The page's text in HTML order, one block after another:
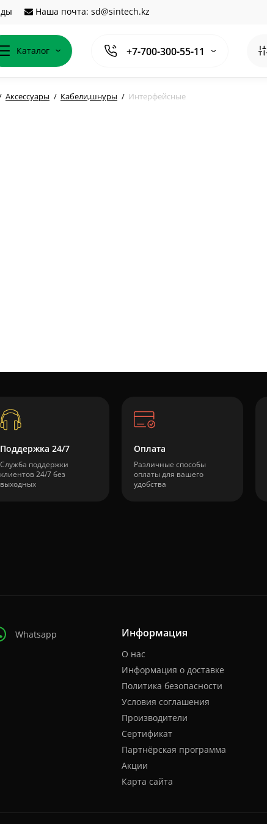
Наша почта: sd@sintech.kz
Каталог +7-700-300-55-11
Аксессуары Кабели,шнуры Интерфейсные
Поддержка 24/7
Служба поддержки
клиентов 24/7 без
выходных
Оплата
Различные способы
оплаты для вашего
удобства
Whatsapp Информация
О нас
Информация о доставке
Политика безопасности
Условия соглашения
Производители
Сертификат
Партнёрская программа
Акции
Карта сайта